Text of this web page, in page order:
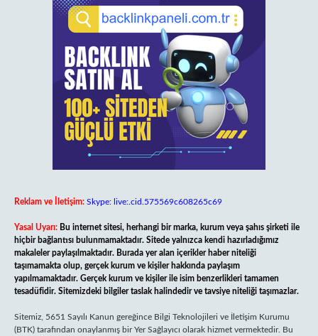
Reklam ve İletişim: Skype: live:.cid.575569c608265c69
Yasal Uyarı: Bu internet sitesi, herhangi bir marka, kurum veya şahıs şirketi ile
hiçbir bağlantısı bulunmamaktadır. Sitede yalnızca kendi hazırladığımız
makaleler paylaşılmaktadır. Burada yer alan içerikler haber niteliği
taşımamakta olup, gerçek kurum ve kişiler hakkında paylaşım
yapılmamaktadır. Gerçek kurum ve kişiler ile isim benzerlikleri tamamen
tesadüfidir. Sitemizdeki bilgiler taslak halindedir ve tavsiye niteliği taşımazlar.
Sitemiz, 5651 Sayılı Kanun gereğince Bilgi Teknolojileri ve İletişim Kurumu
(BTK) tarafından onaylanmış bir Yer Sağlayıcı olarak hizmet vermektedir. Bu